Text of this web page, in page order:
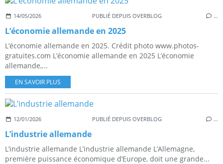
14/05/2026 PUBLIÉ DEPUIS OVERBLOG …
L’économie allemande en 2025
L’économie allemande en 2025. Crédit photo www.photos-
gratuites.com L’économie allemande en 2025 L’économie
allemande,...
EN SAVOIR PLUS
12/01/2026 PUBLIÉ DEPUIS OVERBLOG …
L’industrie allemande
L’industrie allemande L’industrie allemande L’Allemagne,
première puissance économique d’Europe, doit une grande...